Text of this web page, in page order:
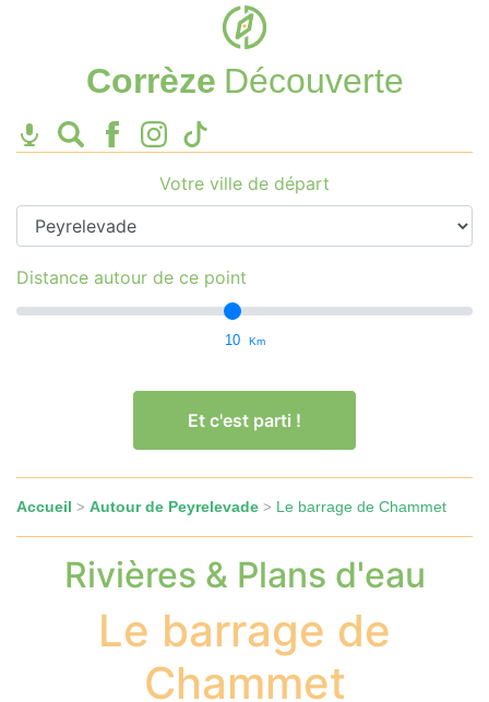
Corrèze Découverte
Votre ville de départ
Distance autour de ce point
10 Km
Et c'est parti !
Accueil > Autour de Peyrelevade > Le barrage de Chammet
Rivières & Plans d'eau
Le barrage de
Chammet